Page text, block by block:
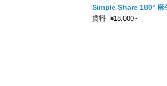
Simple Share 180° 麻
賃料 ¥18,000~